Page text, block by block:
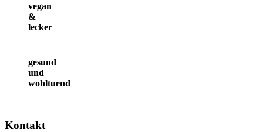
vegan
&
lecker
gesund
und
wohltuend
Kontakt